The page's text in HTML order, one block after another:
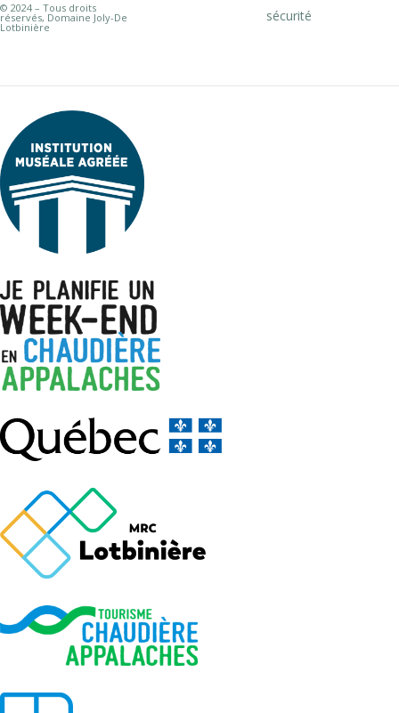
© 2024 – Tous droits
réservés, Domaine Joly-De
Lotbinière
sécurité